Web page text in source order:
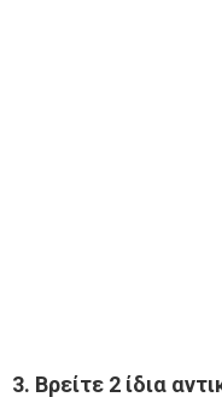
3. Βρείτε 2 ίδια